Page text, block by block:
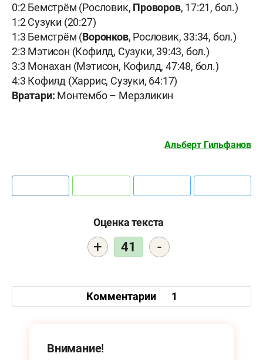
0:2 Бемстрём (Рословик, Проворов, 17:21, бол.)
1:2 Сузуки (20:27)
1:3 Бемстрём (Воронков, Рословик, 33:34, бол.)
2:3 Мэтисон (Кофилд, Сузуки, 39:43, бол.)
3:3 Монахан (Мэтисон, Кофилд, 47:48, бол.)
4:3 Кофилд (Харрис, Сузуки, 64:17)
Вратари: Монтембо – Мерзликин
Альберт Гильфанов
Оценка текста
+ 41 -
Комментарии 1
Внимание!